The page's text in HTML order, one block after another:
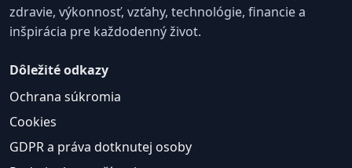
zdravie, výkonnosť, vzťahy, technológie, financie a
inšpirácia pre každodenný život.
Dôležité odkazy
Ochrana súkromia
Cookies
GDPR a práva dotknutej osoby